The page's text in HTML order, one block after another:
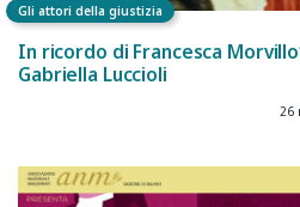
Gli attori della giustizia
In ricordo di Francesca
Gabriella Luccioli
26